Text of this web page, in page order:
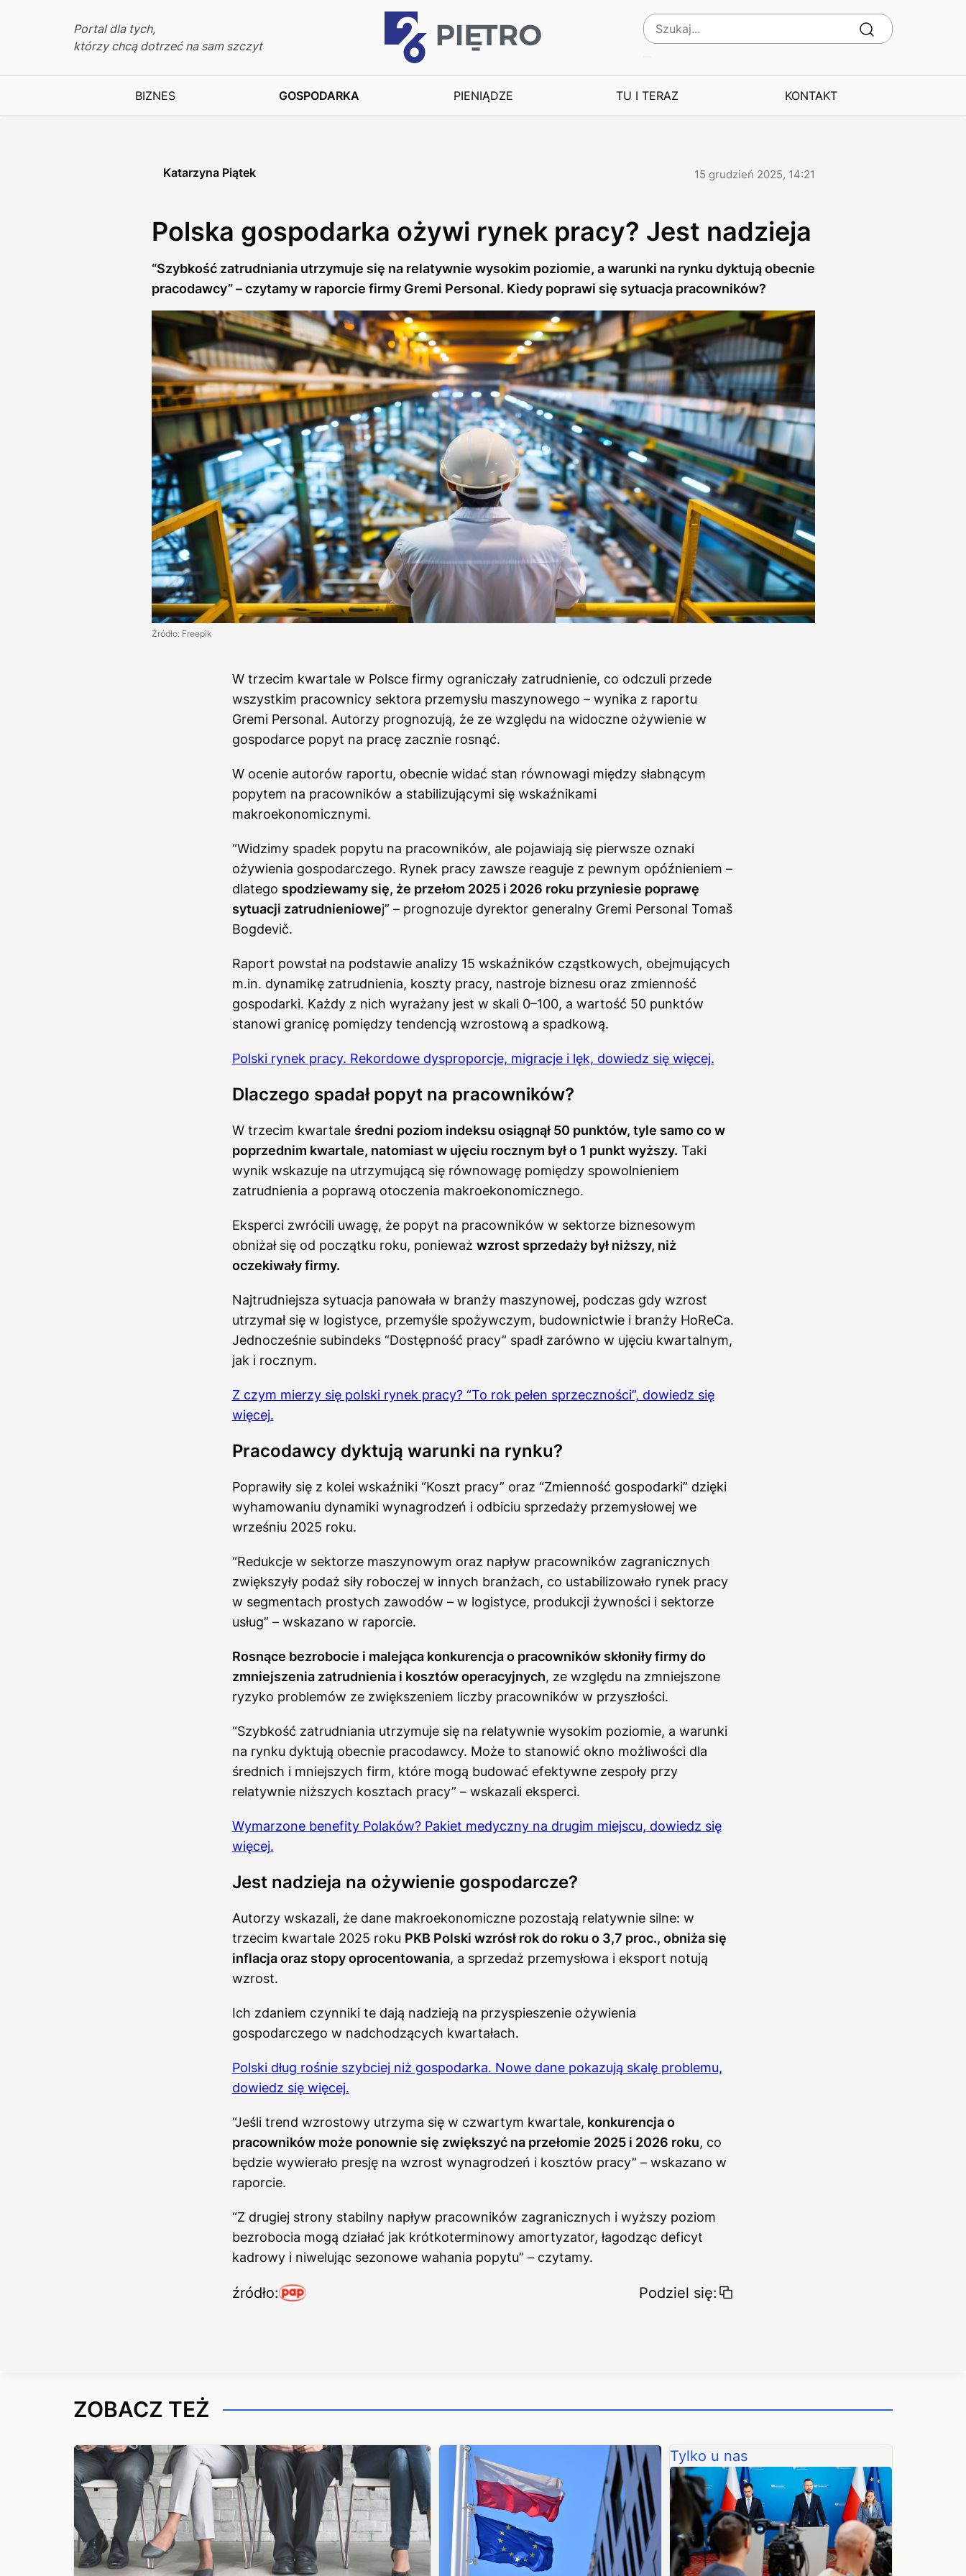
Portal dla tych,
którzy chcą dotrzeć na sam szczyt
BIZNES GOSPODARKA PIENIĄDZE TU I TERAZ KONTAKT
Katarzyna Piątek 15 grudzień 2025, 14:21
Polska gospodarka ożywi rynek pracy? Jest nadzieja
“Szybkość zatrudniania utrzymuje się na relatywnie wysokim poziomie, a warunki na rynku dyktują obecnie
pracodawcy” – czytamy w raporcie firmy Gremi Personal. Kiedy poprawi się sytuacja pracowników?
Źródło: Freepik
W trzecim kwartale w Polsce firmy ograniczały zatrudnienie, co odczuli przede
wszystkim pracownicy sektora przemysłu maszynowego – wynika z raportu
Gremi Personal. Autorzy prognozują, że ze względu na widoczne ożywienie w
gospodarce popyt na pracę zacznie rosnąć.
W ocenie autorów raportu, obecnie widać stan równowagi między słabnącym
popytem na pracowników a stabilizującymi się wskaźnikami
makroekonomicznymi.
“Widzimy spadek popytu na pracowników, ale pojawiają się pierwsze oznaki
ożywienia gospodarczego. Rynek pracy zawsze reaguje z pewnym opóźnieniem –
dlatego spodziewamy się, że przełom 2025 i 2026 roku przyniesie poprawę
sytuacji zatrudnieniowej” – prognozuje dyrektor generalny Gremi Personal Tomaš
Bogdevič.
Raport powstał na podstawie analizy 15 wskaźników cząstkowych, obejmujących
m.in. dynamikę zatrudnienia, koszty pracy, nastroje biznesu oraz zmienność
gospodarki. Każdy z nich wyrażany jest w skali 0–100, a wartość 50 punktów
stanowi granicę pomiędzy tendencją wzrostową a spadkową.
Polski rynek pracy. Rekordowe dysproporcje, migracje i lęk, dowiedz się więcej.
Dlaczego spadał popyt na pracowników?
W trzecim kwartale średni poziom indeksu osiągnął 50 punktów, tyle samo co w
poprzednim kwartale, natomiast w ujęciu rocznym był o 1 punkt wyższy. Taki
wynik wskazuje na utrzymującą się równowagę pomiędzy spowolnieniem
zatrudnienia a poprawą otoczenia makroekonomicznego.
Eksperci zwrócili uwagę, że popyt na pracowników w sektorze biznesowym
obniżał się od początku roku, ponieważ wzrost sprzedaży był niższy, niż
oczekiwały firmy.
Najtrudniejsza sytuacja panowała w branży maszynowej, podczas gdy wzrost
utrzymał się w logistyce, przemyśle spożywczym, budownictwie i branży HoReCa.
Jednocześnie subindeks “Dostępność pracy” spadł zarówno w ujęciu kwartalnym,
jak i rocznym.
Z czym mierzy się polski rynek pracy? “To rok pełen sprzeczności”, dowiedz się
więcej.
Pracodawcy dyktują warunki na rynku?
Poprawiły się z kolei wskaźniki “Koszt pracy” oraz “Zmienność gospodarki” dzięki
wyhamowaniu dynamiki wynagrodzeń i odbiciu sprzedaży przemysłowej we
wrześniu 2025 roku.
“Redukcje w sektorze maszynowym oraz napływ pracowników zagranicznych
zwiększyły podaż siły roboczej w innych branżach, co ustabilizowało rynek pracy
w segmentach prostych zawodów – w logistyce, produkcji żywności i sektorze
usług” – wskazano w raporcie.
Rosnące bezrobocie i malejąca konkurencja o pracowników skłoniły firmy do
zmniejszenia zatrudnienia i kosztów operacyjnych, ze względu na zmniejszone
ryzyko problemów ze zwiększeniem liczby pracowników w przyszłości.
“Szybkość zatrudniania utrzymuje się na relatywnie wysokim poziomie, a warunki
na rynku dyktują obecnie pracodawcy. Może to stanowić okno możliwości dla
średnich i mniejszych firm, które mogą budować efektywne zespoły przy
relatywnie niższych kosztach pracy” – wskazali eksperci.
Wymarzone benefity Polaków? Pakiet medyczny na drugim miejscu, dowiedz się
więcej.
Jest nadzieja na ożywienie gospodarcze?
Autorzy wskazali, że dane makroekonomiczne pozostają relatywnie silne: w
trzecim kwartale 2025 roku PKB Polski wzrósł rok do roku o 3,7 proc., obniża się
inflacja oraz stopy oprocentowania, a sprzedaż przemysłowa i eksport notują
wzrost.
Ich zdaniem czynniki te dają nadzieją na przyspieszenie ożywienia
gospodarczego w nadchodzących kwartałach.
Polski dług rośnie szybciej niż gospodarka. Nowe dane pokazują skalę problemu,
dowiedz się więcej.
“Jeśli trend wzrostowy utrzyma się w czwartym kwartale, konkurencja o
pracowników może ponownie się zwiększyć na przełomie 2025 i 2026 roku, co
będzie wywierało presję na wzrost wynagrodzeń i kosztów pracy” – wskazano w
raporcie.
“Z drugiej strony stabilny napływ pracowników zagranicznych i wyższy poziom
bezrobocia mogą działać jak krótkoterminowy amortyzator, łagodząc deficyt
kadrowy i niwelując sezonowe wahania popytu” – czytamy.
źródło: Podziel się:
ZOBACZ TEŻ
Tylko u nas